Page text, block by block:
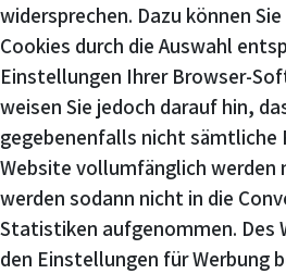
widersprechen. Dazu können
Cookies durch die Auswahl
Einstellungen Ihrer Browser-
weisen Sie jedoch darauf hin,
gegebenenfalls nicht sämtliche
Website vollumfänglich werden
werden sodann nicht in die
Statistiken aufgenommen. Des
den Einstellungen für Werbung